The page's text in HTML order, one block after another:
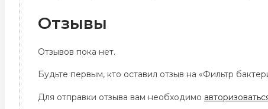
Отзывы
Отзывов пока нет.
Будьте первым, кто оставил отзыв на «Фильтр
Для отправки отзыва вам необходимо